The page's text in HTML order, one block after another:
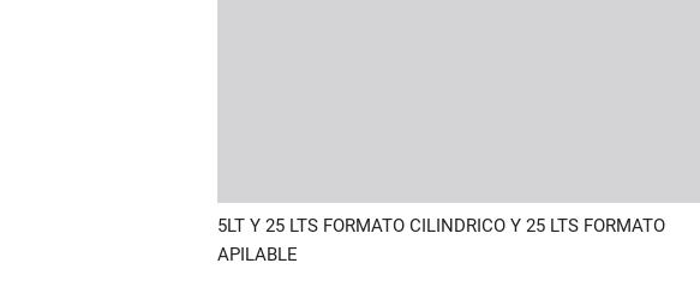
5LT Y 25 LTS FORMATO CILINDRICO Y 25 LTS FORMATO
APILABLE